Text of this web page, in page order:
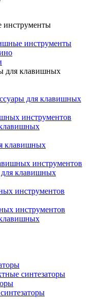
инструменты
инструменты
для клавишных
для клавишных
инструментов
клавишных
инструментов
клавишных
инструментов
инструментов
синтезаторы